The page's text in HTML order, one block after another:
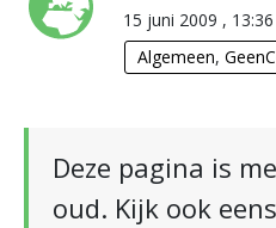
15 juni 2009 , 13:36
Algemeen,
Deze pagina is
oud. Kijk ook